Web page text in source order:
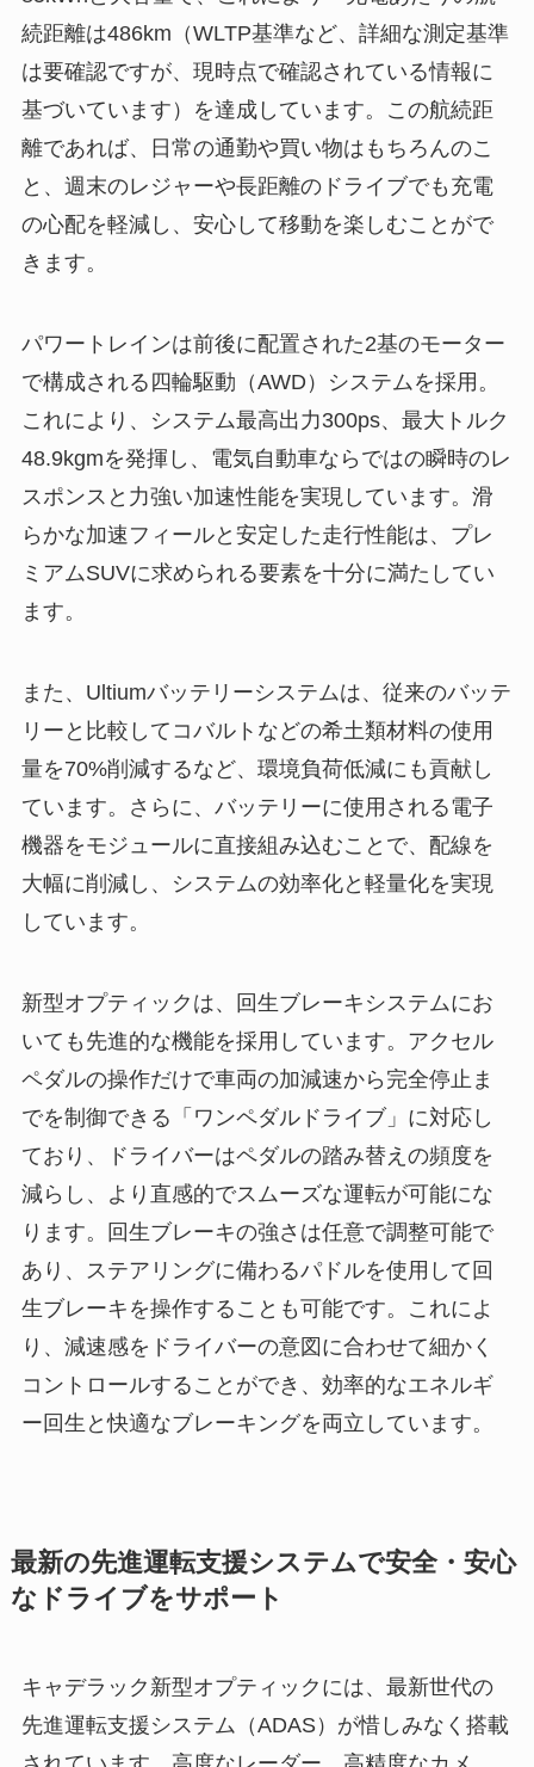
続距離は486km（WLTP基準など、詳細な測定基準
は要確認ですが、現時点で確認されている情報に
基づいています）を達成しています。この航続距
離であれば、日常の通勤や買い物はもちろんのこ
と、週末のレジャーや長距離のドライブでも充電
の心配を軽減し、安心して移動を楽しむことがで
きます。
パワートレインは前後に配置された2基のモーター
で構成される四輪駆動（AWD）システムを採用。
これにより、システム最高出力300ps、最大トルク
48.9kgmを発揮し、電気自動車ならではの瞬時のレ
スポンスと力強い加速性能を実現しています。滑
らかな加速フィールと安定した走行性能は、プレ
ミアムSUVに求められる要素を十分に満たしてい
ます。
また、Ultiumバッテリーシステムは、従来のバッテ
リーと比較してコバルトなどの希土類材料の使用
量を70%削減するなど、環境負荷低減にも貢献し
ています。さらに、バッテリーに使用される電子
機器をモジュールに直接組み込むことで、配線を
大幅に削減し、システムの効率化と軽量化を実現
しています。
新型オプティックは、回生ブレーキシステムにお
いても先進的な機能を採用しています。アクセル
ペダルの操作だけで車両の加減速から完全停止ま
でを制御できる「ワンペダルドライブ」に対応し
ており、ドライバーはペダルの踏み替えの頻度を
減らし、より直感的でスムーズな運転が可能にな
ります。回生ブレーキの強さは任意で調整可能で
あり、ステアリングに備わるパドルを使用して回
生ブレーキを操作することも可能です。これによ
り、減速感をドライバーの意図に合わせて細かく
コントロールすることができ、効率的なエネルギ
ー回生と快適なブレーキングを両立しています。
最新の先進運転支援システムで安全・安心
なドライブをサポート
キャデラック新型オプティックには、最新世代の
先進運転支援システム（ADAS）が惜しみなく搭載